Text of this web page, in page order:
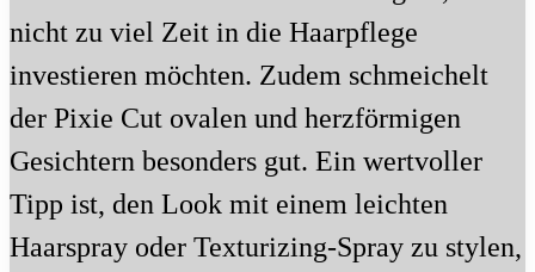
nicht zu viel Zeit in die Haarpflege
investieren möchten. Zudem schmeichelt
der Pixie Cut ovalen und herzförmigen
Gesichtern besonders gut. Ein wertvoller
Tipp ist, den Look mit einem leichten
Haarspray oder Texturizing-Spray zu stylen,